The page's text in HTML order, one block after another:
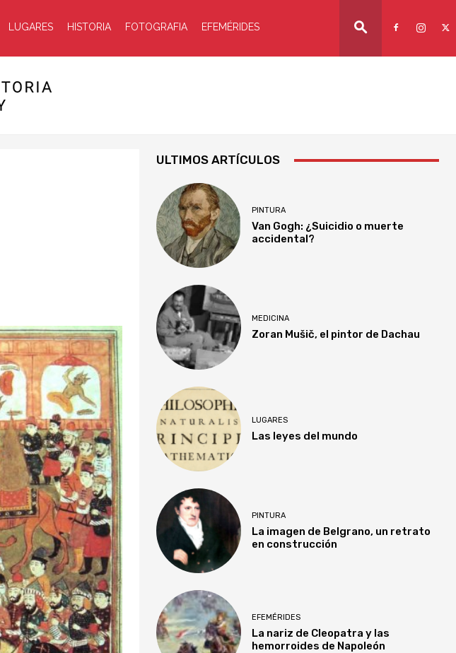
LUGARES HISTORIA FOTOGRAFIA EFEMÉRIDES
ULTIMOS ARTÍCULOS
PINTURA
Van Gogh: ¿Suicidio o muerte
accidental?
MEDICINA
Zoran Mušič, el pintor de Dachau
LUGARES
Las leyes del mundo
PINTURA
La imagen de Belgrano, un retrato
en construcción
EFEMÉRIDES
La nariz de Cleopatra y las
hemorroides de Napoleón